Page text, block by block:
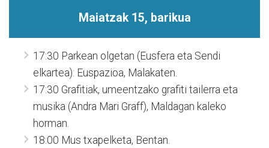
Maiatzak 15, barikua
17:30 Parkean olgetan (Eusfera eta Sendi
elkartea): Euspazioa, Malakaten.
17:30 Grafitiak, umeentzako grafiti tailerra eta
musika (Andra Mari Graff), Maldagan kaleko
horman.
18:00 Mus txapelketa, Bentan.